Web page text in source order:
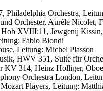
Philadelphia Orchestra,
Orchester, Aurèle
XVIII:11, Jewgenij
Fabio Biondi
Leitung: Michel Plasson
HWV 351, Suite für
KV 314, Heinz Holliger,
Orchestra London,
Players, Leitung: